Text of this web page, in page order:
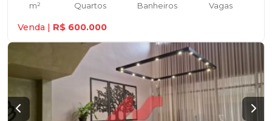
m²
Quartos
Banheiros
Vagas
Venda | R$ 600.000